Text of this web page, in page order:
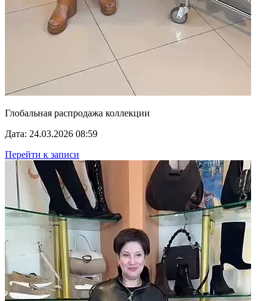
Глобальная распродажа коллекции
Дата: 24.03.2026 08:59
Перейти к записи